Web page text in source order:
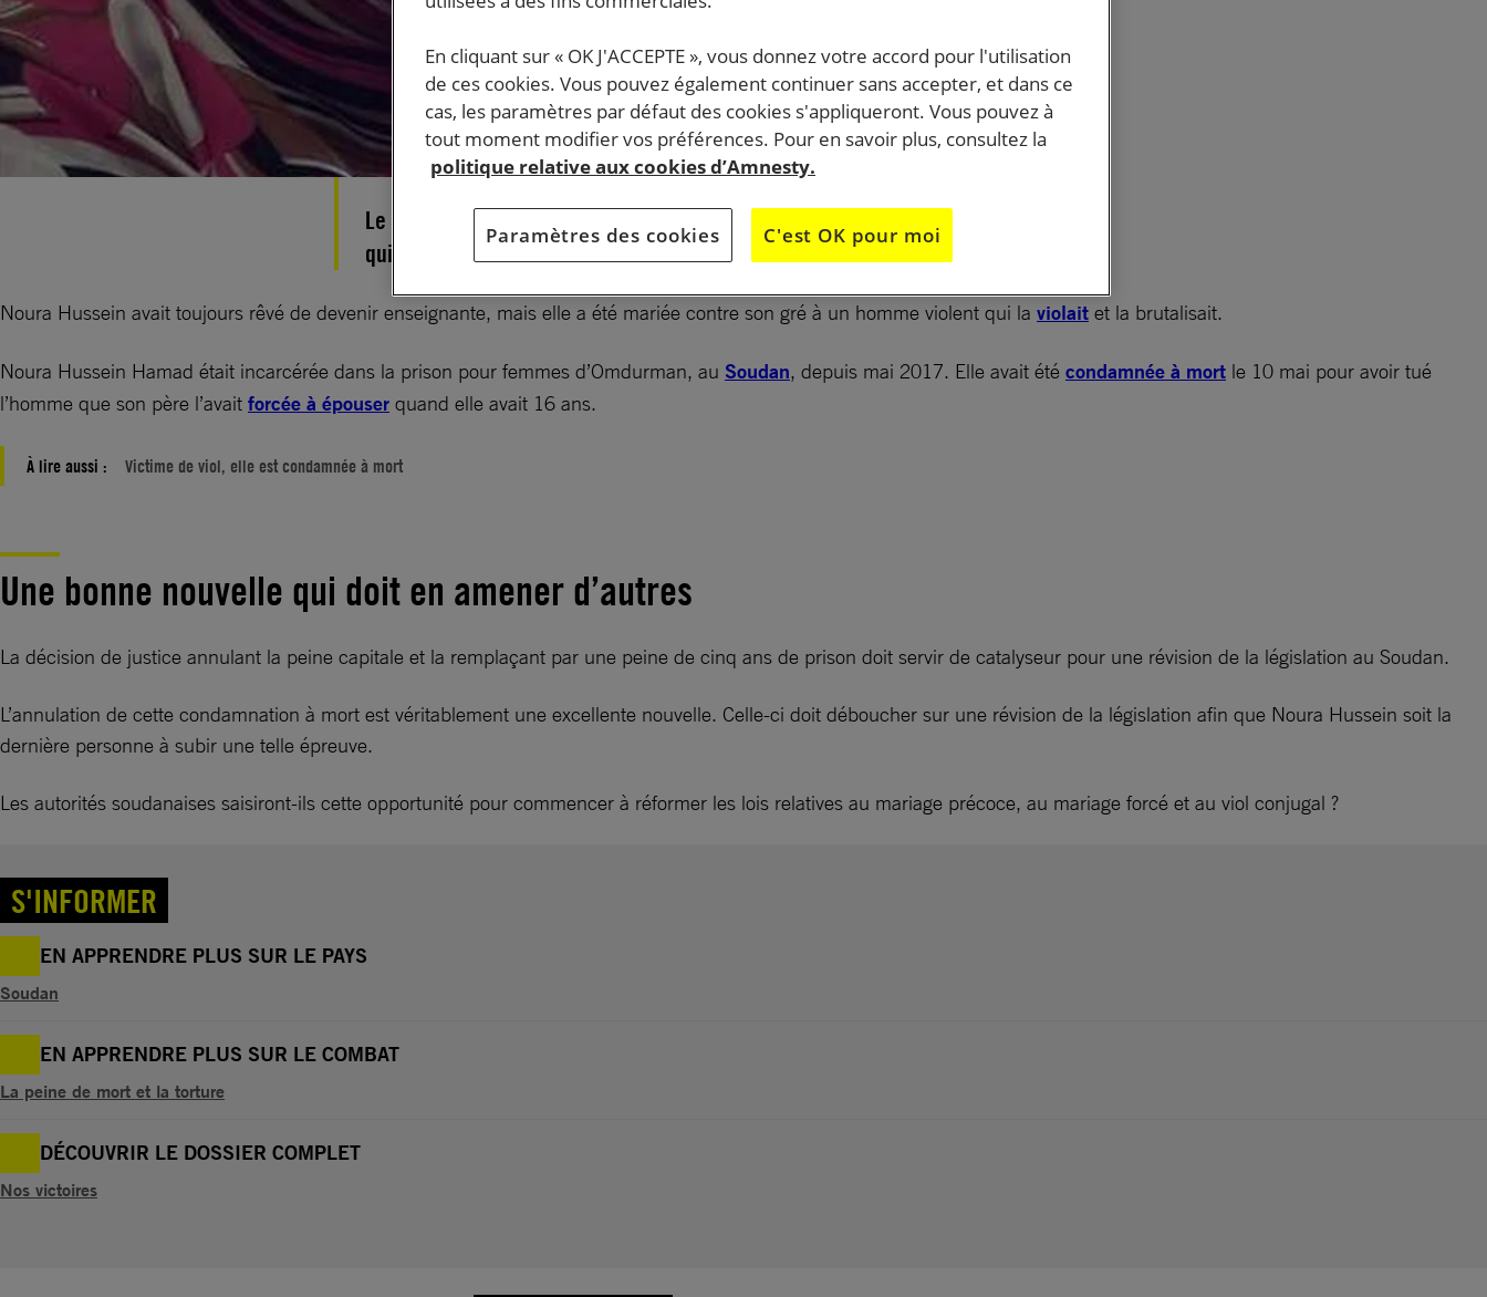
Le Soudan a commué la condamnation de cette jeune femme de 19 ans
qui avait tué son mari violeur en état de légitime défense.
Noura Hussein avait toujours rêvé de devenir enseignante, mais elle a été mariée contre son gré à un homme violent qui la violait et la brutalisait.
Noura Hussein Hamad était incarcérée dans la prison pour femmes d’Omdurman, au Soudan, depuis mai 2017. Elle avait été condamnée à mort le 10 mai pour avoir tué
l’homme que son père l’avait forcée à épouser quand elle avait 16 ans.
À lire aussi : Victime de viol, elle est condamnée à mort
Une bonne nouvelle qui doit en amener d’autres
La décision de justice annulant la peine capitale et la remplaçant par une peine de cinq ans de prison doit servir de catalyseur pour une révision de la législation au Soudan.
L’annulation de cette condamnation à mort est véritablement une excellente nouvelle. Celle-ci doit déboucher sur une révision de la législation afin que Noura Hussein soit la
dernière personne à subir une telle épreuve.
Les autorités soudanaises saisiront-ils cette opportunité pour commencer à réformer les lois relatives au mariage précoce, au mariage forcé et au viol conjugal ?
S'INFORMER
EN APPRENDRE PLUS SUR LE PAYS
Soudan
EN APPRENDRE PLUS SUR LE COMBAT
La peine de mort et la torture
DÉCOUVRIR LE DOSSIER COMPLET
Nos victoires
En cliquant sur « OK J'ACCEPTE », vous donnez votre accord pour l'utilisation
de ces cookies. Vous pouvez également continuer sans accepter, et dans ce
cas, les paramètres par défaut des cookies s'appliqueront. Vous pouvez à
tout moment modifier vos préférences. Pour en savoir plus, consultez la
politique relative aux cookies d’Amnesty.
Paramètres des cookies C'est OK pour moi